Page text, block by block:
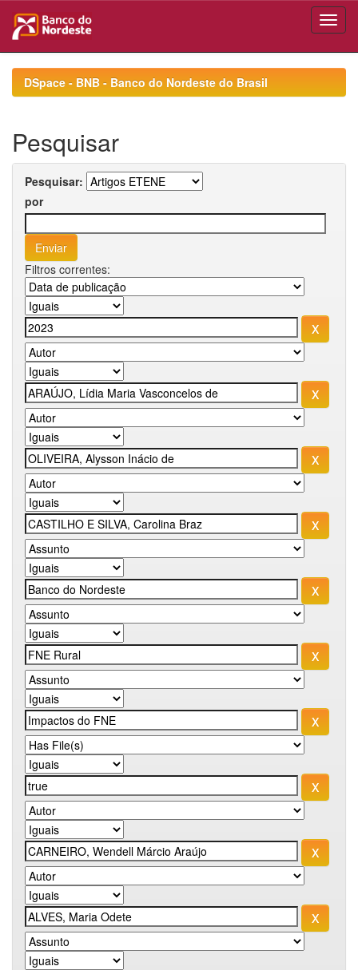
navigationDSpace - BNB - Banco do Nordeste do Brasil
Pesquisar
Pesquisar:
por
Filtros correntes: